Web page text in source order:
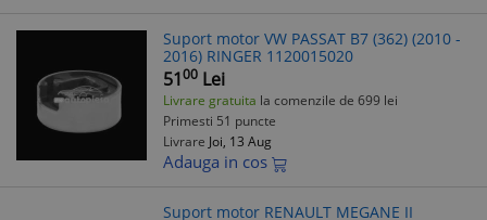
Suport motor VW PASSAT B7 (362) (2010 -
2016) RINGER 1120015020
5100 Lei
Livrare gratuita la comenzile de 699 lei
Primesti 51 puncte
Livrare Joi, 13 Aug
Adauga in cos
Suport motor RENAULT MEGANE II